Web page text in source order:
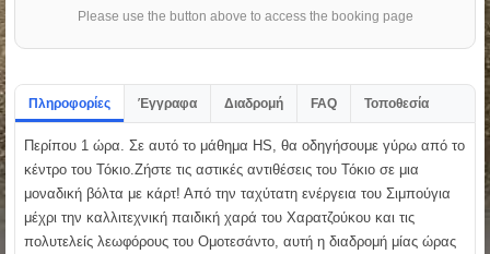
Please use the button above to access the booking page
Πληροφορίες Έγγραφα Διαδρομή FAQ Τοποθεσία
Περίπου 1 ώρα. Σε αυτό το μάθημα HS, θα οδηγήσουμε γύρω από το
κέντρο του Τόκιο.Ζήστε τις αστικές αντιθέσεις του Τόκιο σε μια
μοναδική βόλτα με κάρτ! Από την ταχύτατη ενέργεια του Σιμπούγια
μέχρι την καλλιτεχνική παιδική χαρά του Χαρατζούκου και τις
πολυτελείς λεωφόρους του Ομοτεσάντο, αυτή η διαδρομή μίας ώρας